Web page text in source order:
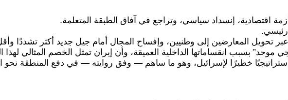
اقتصادية، إنسداد سياسي، وتراجع في آفاق الطبقة المتعلمة.
رئيسي.
تحويل المعارضين إلى وطنيين، وإفساح المجال أمام جيل جديد أكثر تشددًا
بسبب انقساماتها الداخلية العميقة، وأن إيران تمثل الخصم المثالي لهذا
خطيرًا لإسرائيل، وهو ما ساهم — وفق روايته — في دفع المنطقة نحو